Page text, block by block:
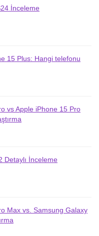
İnceleme
15 Plus: Hangi telefonu
vs Apple iPhone 15 Pro
Detaylı İnceleme
Max vs. Samsung Galaxy